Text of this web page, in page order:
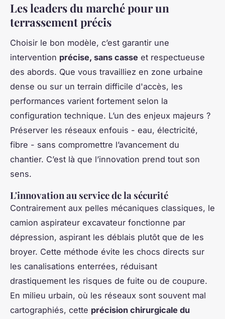
Les leaders du marché pour un
terrassement précis
Choisir le bon modèle, c’est garantir une
intervention précise, sans casse et respectueuse
des abords. Que vous travailliez en zone urbaine
dense ou sur un terrain difficile d'accès, les
performances varient fortement selon la
configuration technique. L’un des enjeux majeurs ?
Préserver les réseaux enfouis - eau, électricité,
fibre - sans compromettre l’avancement du
chantier. C’est là que l’innovation prend tout son
sens.
L'innovation au service de la sécurité
Contrairement aux pelles mécaniques classiques, le
camion aspirateur excavateur fonctionne par
dépression, aspirant les déblais plutôt que de les
broyer. Cette méthode évite les chocs directs sur
les canalisations enterrées, réduisant
drastiquement les risques de fuite ou de coupure.
En milieu urbain, où les réseaux sont souvent mal
cartographiés, cette précision chirurgicale du